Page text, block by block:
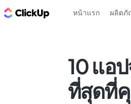
บล็อก ClickUp
หน้าแรก ผลิต
10 แอ
ที่สุดที่